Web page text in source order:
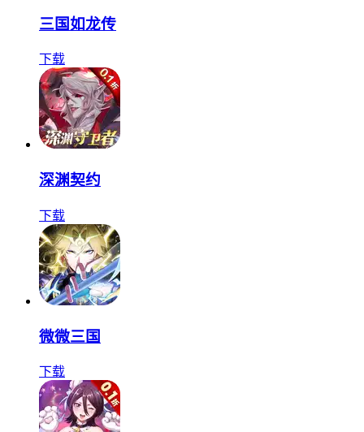
三国如龙传
下载
深渊契约
下载
微微三国
下载